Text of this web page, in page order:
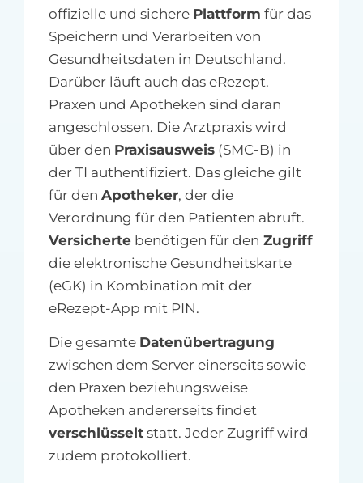
offizielle und sichere Plattform für das
Speichern und Verarbeiten von
Gesundheitsdaten in Deutschland.
Darüber läuft auch das eRezept.
Praxen und Apotheken sind daran
angeschlossen. Die Arztpraxis wird
über den Praxisausweis(SMC-B) in
der TI authentifiziert. Das gleiche gilt
für den Apotheker, der die
Verordnung für den Patienten abruft.
Versichertebenötigen für den Zugriff
die elektronische Gesundheitskarte
(eGK) in Kombination mit der
eRezept-App mit PIN.
Die gesamte Datenübertragung
zwischen dem Server einerseits sowie
den Praxen beziehungsweise
Apotheken andererseits findet
verschlüsseltstatt. Jeder Zugriff wird
zudem protokolliert.